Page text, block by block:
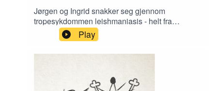
Jørgen og Ingrid snakker seg gjennom
tropesykdommen leishmaniasis - helt fra
sandfluenes hemmelige liv, videre til diagnostikk
og behandling. Vi får god hjelp av professor
Bjørn Blomberg og doktor Zikre Gebremariam.
Play